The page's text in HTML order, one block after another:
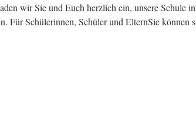
wir Sie und Euch herzlich ein, unsere Schule
Für Schülerinnen, Schüler und ElternSie können